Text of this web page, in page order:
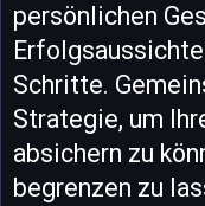
persönlichen
Schritte.
Strategie, um
absichern zu
begrenzen zu